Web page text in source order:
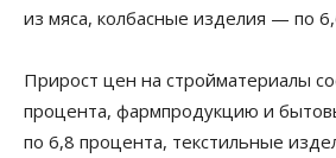
из мяса, колбасные изделия — по
Прирост цен на стройматериалы
процента, фармпродукцию и
по 6,8 процента, текстильные